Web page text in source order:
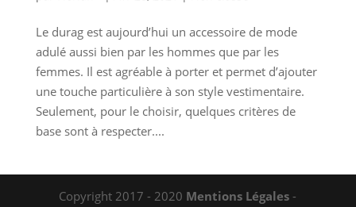
Le durag est aujourd’hui un accessoire de mode
adulé aussi bien par les hommes que par les
femmes. Il est agréable à porter et permet d’ajouter
une touche particulière à son style vestimentaire.
Seulement, pour le choisir, quelques critères de
base sont à respecter....
Copyright 2017 - 2020 Mentions Légales -